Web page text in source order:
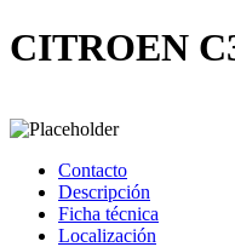
CITROEN
Contacto
Descripción
Ficha técnica
Localización